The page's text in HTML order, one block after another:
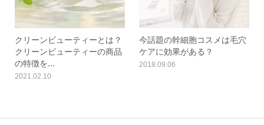
クリーンビューティーとは？
クリーンビューティーの商品
の特徴を...
2021.02.10
今話題の幹細胞コスメは毛穴
ケアに効果がある？
2018.09.06